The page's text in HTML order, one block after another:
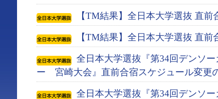
【TM結果】全日本大学選抜 直前
【TM結果】全日本大学選抜 直前
全日本大学選抜『第34回デンソ
ー 宮崎大会』直前合宿スケジュール変更
全日本大学選抜『第34回デンソ